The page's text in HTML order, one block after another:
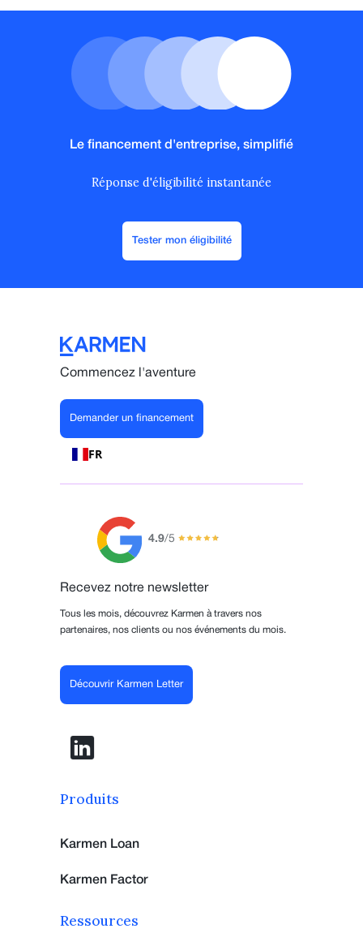
Le financement d'entreprise, simplifié
Réponse d'éligibilité instantanée
Tester mon éligibilité
Commencez l'aventure
Demander un financement
FR
4.9/5
Recevez notre newsletter
Tous les mois, découvrez Karmen à travers nos
partenaires, nos clients ou nos événements du mois.
Découvrir Karmen Letter
Produits
Karmen Loan
Karmen Factor
Ressources